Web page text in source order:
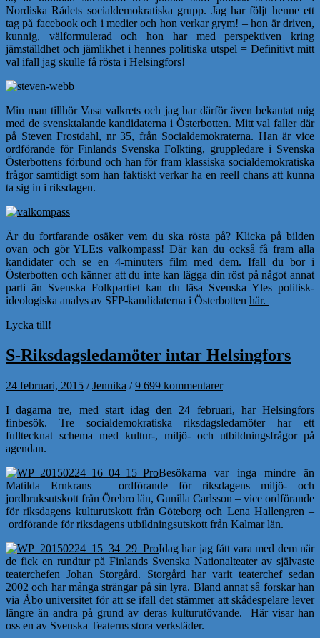
Nordiska Rådets socialdemokratiska grupp. Jag har följt henne ett
tag på facebook och i medier och hon verkar grym! – hon är driven,
kunnig, välformulerad och hon har med perspektiven kring
jämställdhet och jämlikhet i hennes politiska utspel = Definitivt mitt
val ifall jag skulle få rösta i Helsingfors!
Min man tillhör Vasa valkrets och jag har därför även bekantat mig
med de svensktalande kandidaterna i Österbotten. Mitt val faller där
på Steven Frostdahl, nr 35, från Socialdemokraterna. Han är vice
ordförande för Finlands Svenska Folkting, gruppledare i Svenska
Österbottens förbund och han för fram klassiska socialdemokratiska
frågor samtidigt som han faktiskt verkar ha en reell chans att kunna
ta sig in i riksdagen.
Är du fortfarande osäker vem du ska rösta på? Klicka på bilden
ovan och gör YLE:s valkompass! Där kan du också få fram alla
kandidater och se en 4-minuters film med dem. Ifall du bor i
Österbotten och känner att du inte kan lägga din röst på något annat
parti än Svenska Folkpartiet kan du läsa Svenska Yles politisk-
ideologiska analys av SFP-kandidaterna i Österbotten här.
Lycka till!
S-Riksdagsledamöter intar Helsingfors
24 februari, 2015 /Jennika /9 699 kommentarer
I dagarna tre, med start idag den 24 februari, har Helsingfors
finbesök. Tre socialdemokratiska riksdagsledamöter har ett
fulltecknat schema med kultur-, miljö- och utbildningsfrågor på
agendan.
Besökarna var inga mindre än
Matilda Ernkrans – ordförande för riksdagens miljö- och
jordbruksutskott från Örebro län, Gunilla Carlsson – vice ordförande
för riksdagens kulturutskott från Göteborg och Lena Hallengren –
ordförande för riksdagens utbildningsutskott från Kalmar län.
Idag har jag fått vara med dem när
de fick en rundtur på Finlands Svenska Nationalteater av självaste
teaterchefen Johan Storgård. Storgård har varit teaterchef sedan
2002 och har många strängar på sin lyra. Bland annat så forskar han
via Åbo universitet för att se ifall det stämmer att skådespelare lever
längre än andra på grund av deras kulturutövande. Här visar han
oss en av Svenska Teaterns stora verkstäder.